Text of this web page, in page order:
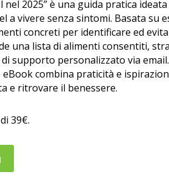
nel 2025” è una guida pratica
a vivere senza sintomi. Basata su
concreti per identificare ed
una lista di alimenti consentiti,
supporto personalizzato via
combina praticità e
e ritrovare il benessere.
39€.